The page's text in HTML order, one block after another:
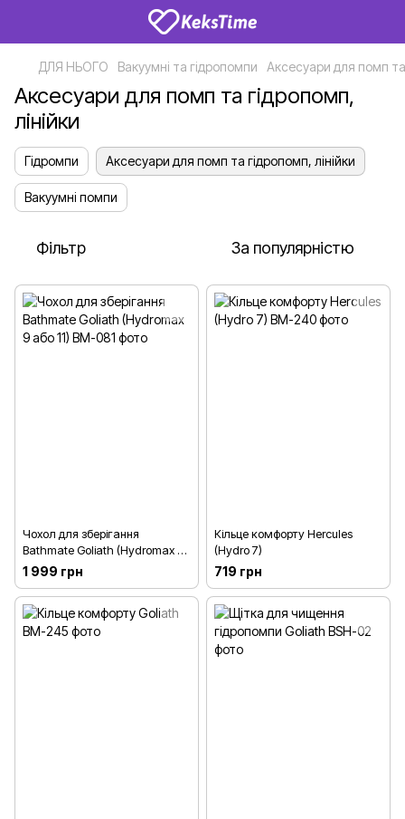
ДЛЯ НЬОГО Вакуумні та гідропомпи Аксесуари для помп та
Аксесуари для помп та гідропомп,
лінійки
Гідромпи Аксесуари для помп та гідропомп, лінійки
Вакуумні помпи
Фільтр За популярністю
Чохол для зберігання
Bathmate Goliath (Hydromax 9
або 11)
1 999 грн
Кільце комфорту Hercules
(Hydro 7)
719 грн